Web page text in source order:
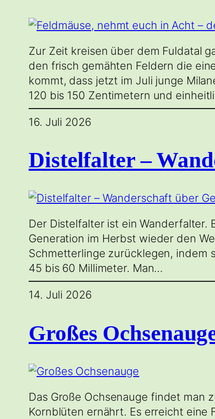
Zur Zeit kreisen über dem Fuldatal
den frisch gemähten Feldern die
kommt, dass jetzt im Juli junge
120 bis 150 Zentimetern und
16. Juli 2026
Distelfalter –
Der Distelfalter ist ein Wanderfalter.
Generation im Herbst wieder den
Schmetterlinge zurücklegen, indem
45 bis 60 Millimeter. Man…
14. Juli 2026
Großes
Das Große Ochsenauge findet man
Kornblüten ernährt. Es erreicht eine